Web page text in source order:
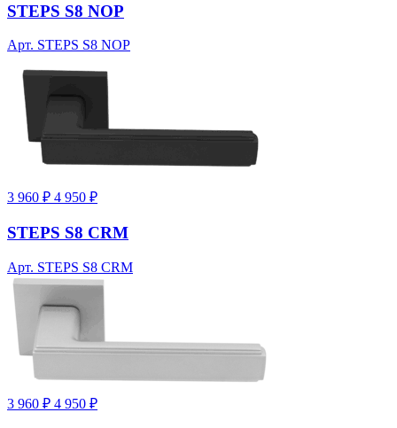
STEPS S8 NOP
Арт. STEPS S8 NOP
3 960 ₽ 4 950 ₽
STEPS S8 CRM
Арт. STEPS S8 CRM
3 960 ₽ 4 950 ₽